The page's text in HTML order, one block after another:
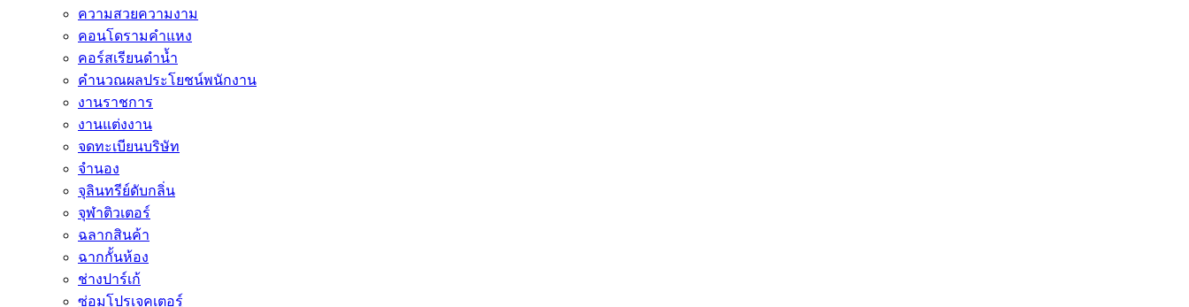
ความสวยความงาม
คอนโดรามคำแหง
คอร์สเรียนดำน้ำ
คำนวณผลประโยชน์พนักงาน
งานราชการ
งานแต่งงาน
จดทะเบียนบริษัท
จำนอง
จุลินทรีย์ดับกลิ่น
จุฬาติวเตอร์
ฉลากสินค้า
ฉากกั้นห้อง
ช่างปาร์เก้
ซ่อมโปรเจคเตอร์